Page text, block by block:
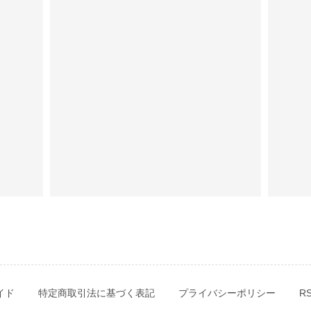
ド 特定商取引法に基づく表記 プライバシーポリシー